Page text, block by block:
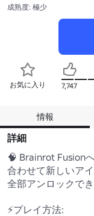
成熟度: 極少
お気に入り 7,747
情報
詳細
🧠 Brainrot Fusion
合わせて新しいア
全部アンロックで
⚡プレイ方法: